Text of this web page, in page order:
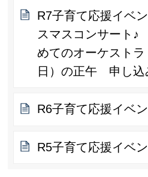
R7子育て応援イ
スマスコンサート
めてのオーケスト
日）の正午 申し込
R6子育て応援イベン
R5子育て応援イベン